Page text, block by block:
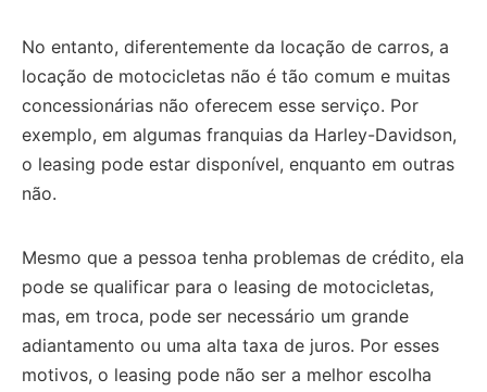
No entanto, diferentemente da locação de carros, a
locação de motocicletas não é tão comum e muitas
concessionárias não oferecem esse serviço. Por
exemplo, em algumas franquias da Harley-Davidson,
o leasing pode estar disponível, enquanto em outras
não.
Mesmo que a pessoa tenha problemas de crédito, ela
pode se qualificar para o leasing de motocicletas,
mas, em troca, pode ser necessário um grande
adiantamento ou uma alta taxa de juros. Por esses
motivos, o leasing pode não ser a melhor escolha